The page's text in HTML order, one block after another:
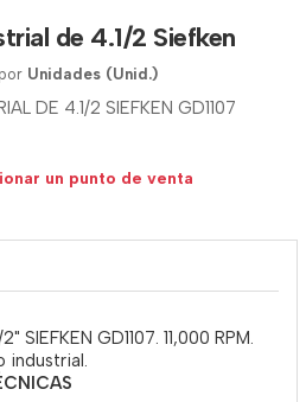
de 4.1/2 Siefken
Unidades (Unid.)
DE 4.1/2 SIEFKEN GD1107
un punto de venta
SIEFKEN GD1107. 11,000 RPM.
industrial.